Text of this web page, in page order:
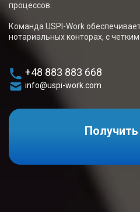
процессов.
Команда USPI-Work
нотариальных конторах, с
+48 883 883 668
info@uspi-work.com
Получить